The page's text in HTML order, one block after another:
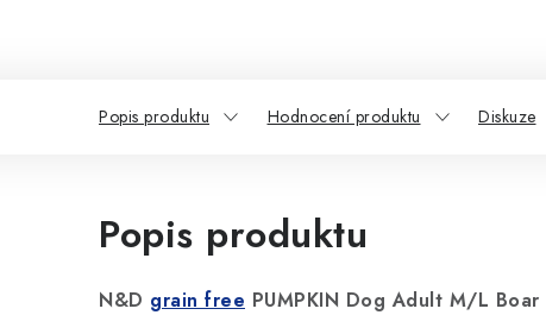
Popis produktu Hodnocení produktu Diskuze
Popis produktu
N&D grain free PUMPKIN Dog Adult M/L Boar